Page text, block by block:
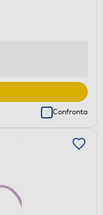
Confronta